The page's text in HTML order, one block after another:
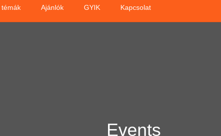
témák Ajánlók GYIK Kapcsolat
Events